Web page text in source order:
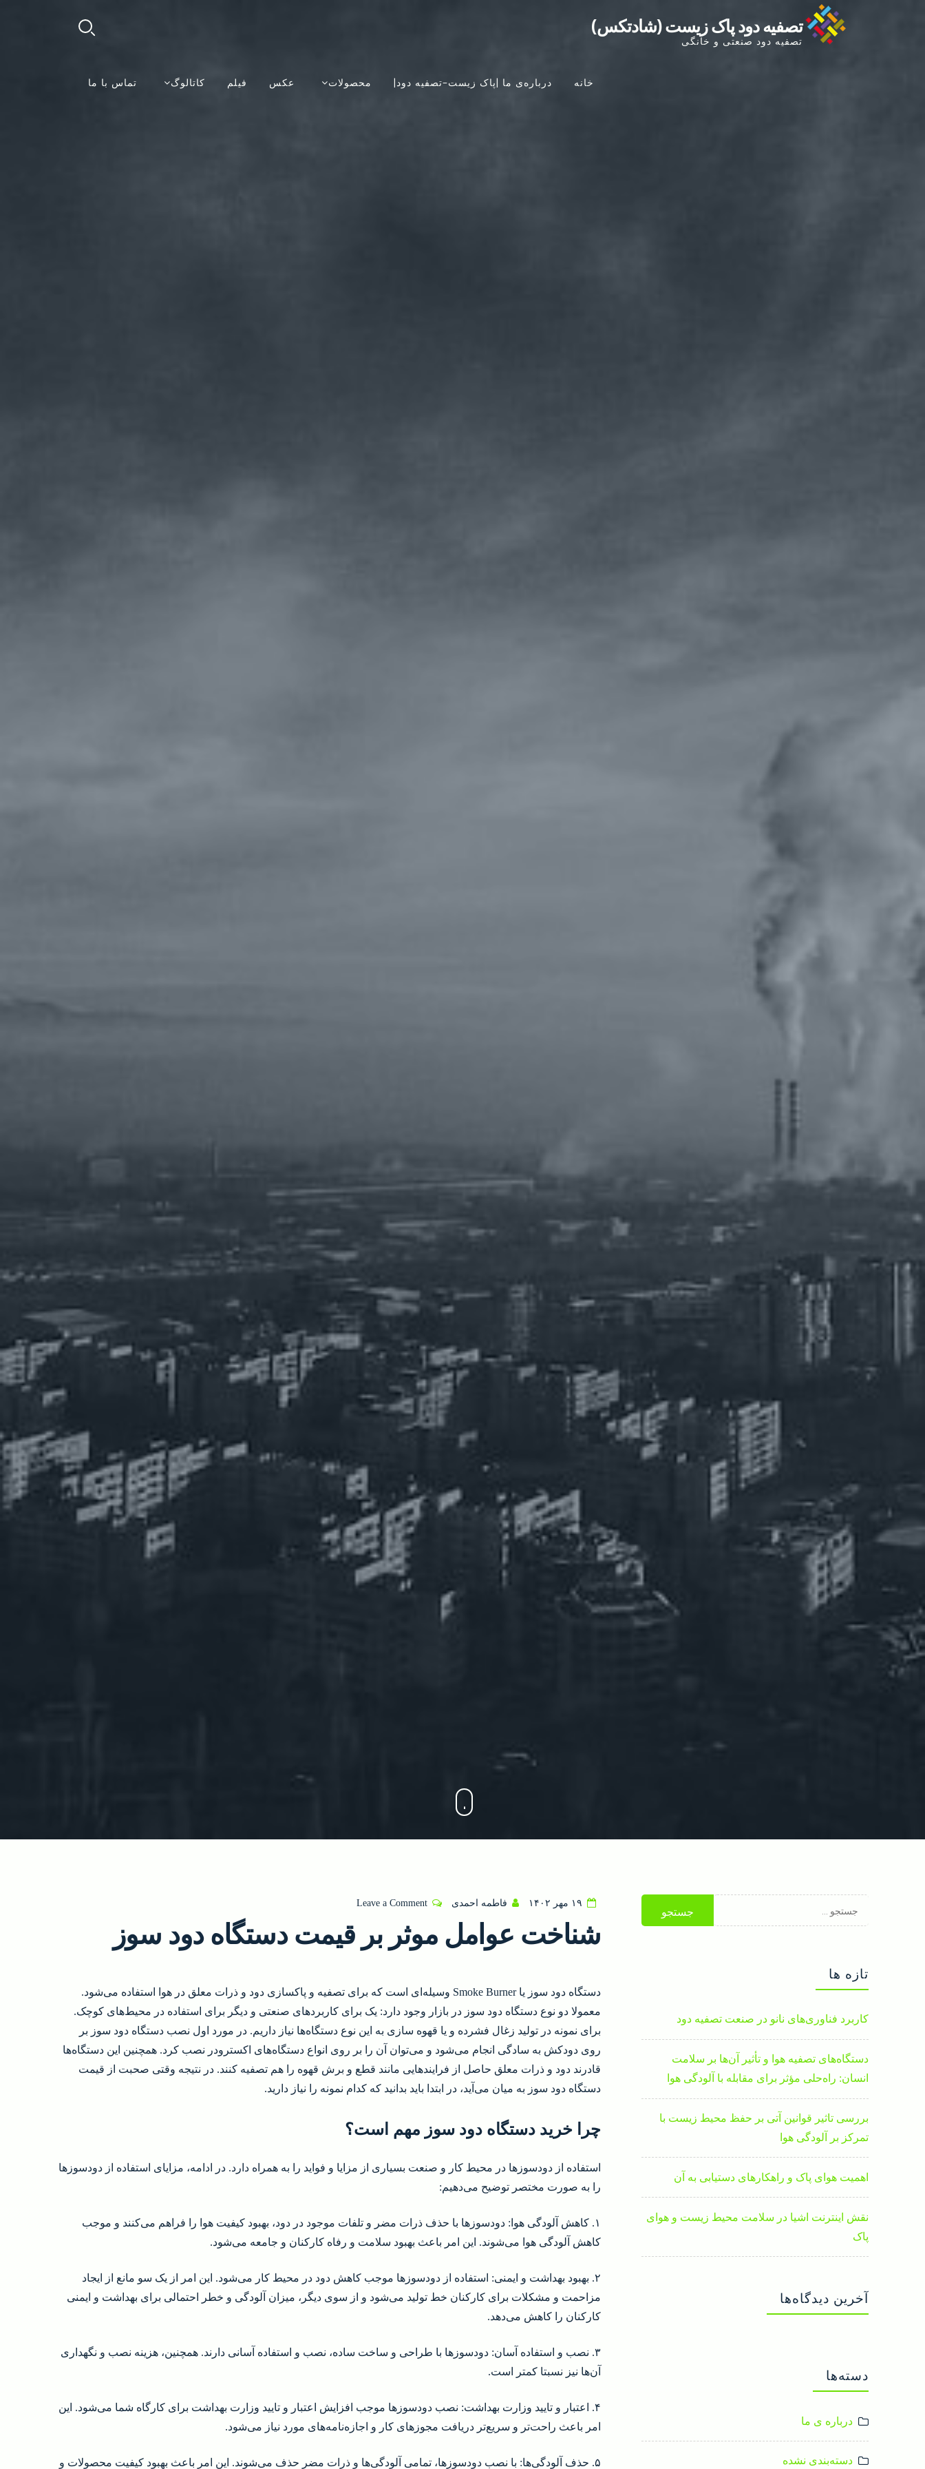
تصفیه دود پاک زیست (شادتکس)
تصفیه دود صنعتی و خانگی
خانه درباره‌ی ما |پاک زیست-تصفیه دود| محصولات عکس فیلم کاتالوگ تماس با ما
۱۹ مهر ۱۴۰۲ فاطمه احمدی Leave a Comment
on
عوامل
قیمت
دستگاه
سوز
شناخت عوامل موثر بر قیمت دستگاه دود سوز
دستگاه دود سوز یا Smoke Burner وسیله‌ای است که برای تصفیه و پاکسازی دود و ذرات معلق در هوا استفاده می‌شود.
معمولا دو نوع دستگاه دود سوز در بازار وجود دارد: یک برای کاربردهای صنعتی و دیگر برای استفاده در محیط‌های کوچک.
برای نمونه در تولید زغال فشرده و یا قهوه سازی به این نوع دستگاه‌ها نیاز داریم. در مورد اول نصب دستگاه دود سوز بر
روی دودکش به سادگی انجام می‌شود و می‌توان آن را بر روی انواع دستگاه‌های اکسترودر نصب کرد. همچنین این دستگاه‌ها
قادرند دود و ذرات معلق حاصل از فرایندهایی مانند قطع و برش قهوه را هم تصفیه کنند. در نتیجه وقتی صحبت از قیمت
دستگاه دود سوز به میان می‌آید، در ابتدا باید بدانید که کدام نمونه را نیاز دارید.
چرا خرید دستگاه دود سوز مهم است؟
استفاده از دودسوزها در محیط کار و صنعت بسیاری از مزایا و فواید را به همراه دارد. در ادامه، مزایای استفاده از دودسوزها
را به صورت مختصر توضیح می‌دهیم:
۱. کاهش آلودگی هوا: دودسوزها با حذف ذرات مضر و تلفات موجود در دود، بهبود کیفیت هوا را فراهم می‌کنند و موجب
کاهش آلودگی هوا می‌شوند. این امر باعث بهبود سلامت و رفاه کارکنان و جامعه می‌شود.
۲. بهبود بهداشت و ایمنی: استفاده از دودسوزها موجب کاهش دود در محیط کار می‌شود. این امر از یک سو مانع از ایجاد
مزاحمت و مشکلات برای کارکنان خط تولید می‌شود و از سوی دیگر، میزان آلودگی و خطر احتمالی برای بهداشت و ایمنی
کارکنان را کاهش می‌دهد.
۳. نصب و استفاده آسان: دودسوزها با طراحی و ساخت ساده، نصب و استفاده آسانی دارند. همچنین، هزینه نصب و نگهداری
آن‌ها نیز نسبتا کمتر است.
۴. اعتبار و تایید وزارت بهداشت: نصب دودسوزها موجب افزایش اعتبار و تایید وزارت بهداشت برای کارگاه شما می‌شود. این
امر باعث راحت‌تر و سریع‌تر دریافت مجوزهای کار و اجازه‌نامه‌های مورد نیاز می‌شود.
۵. حذف آلودگی‌ها: با نصب دودسوزها، تمامی آلودگی‌ها و ذرات مضر حذف می‌شوند. این امر باعث بهبود کیفیت محصولات و
تازه ها
کاربرد فناوری‌های نانو در صنعت تصفیه دود
دستگاه‌های تصفیه هوا و تأثیر آن‌ها بر سلامت
انسان: راه‌حلی مؤثر برای مقابله با آلودگی هوا
بررسی تاثیر قوانین آتی بر حفظ محیط زیست با
تمرکز بر آلودگی هوا
اهمیت هوای پاک و راهکارهای دستیابی به آن
نقش اینترنت اشیا در سلامت محیط زیست و هوای
پاک
آخرین دیدگاه‌ها
دسته‌ها
درباره ی ما
دسته‌بندی نشده